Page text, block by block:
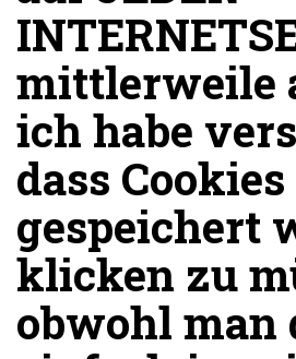
mittlerweile
ich habe
dass Cookies
gespeichert
klicken zu
obwohl man